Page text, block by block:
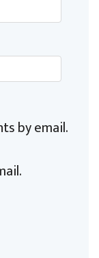
by email.